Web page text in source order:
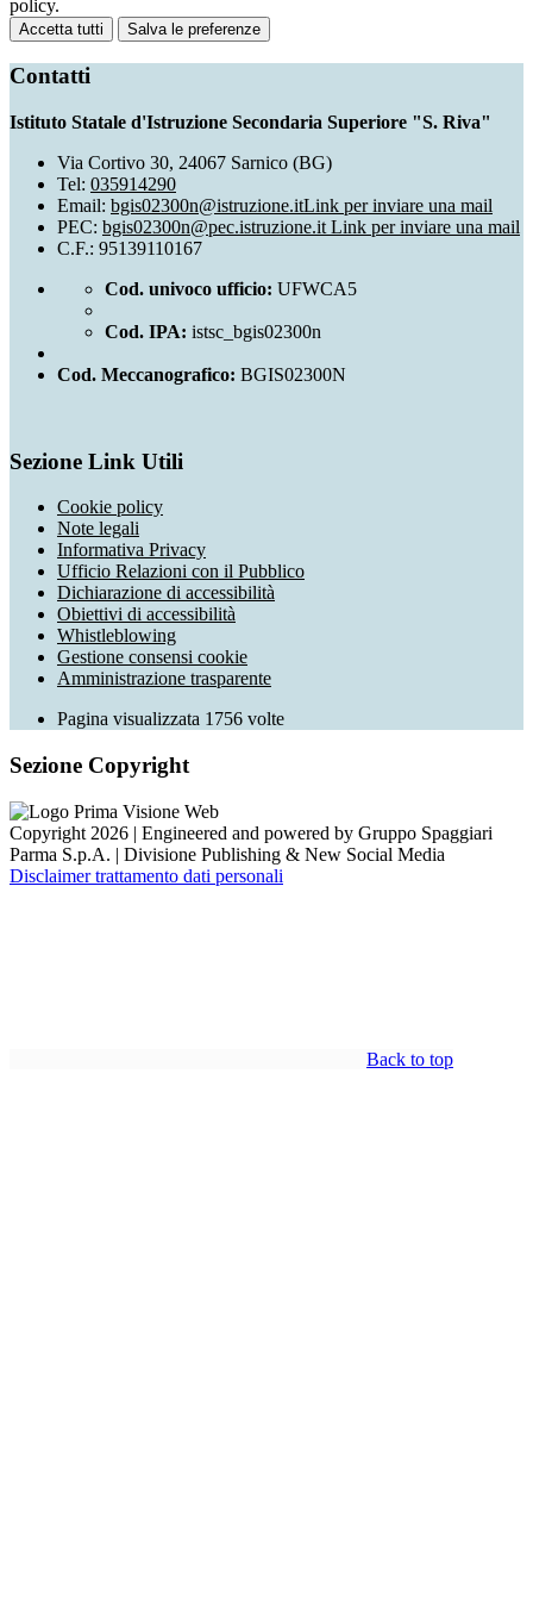
policy.
Accetta tutti Salva le preferenze
Contatti
Istituto Statale d'Istruzione Secondaria Superiore "S. Riva"
Via Cortivo 30, 24067 Sarnico (BG)
Tel: 035914290
Email: bgis02300n@istruzione.itLink per inviare una mail
PEC: bgis02300n@pec.istruzione.it Link per inviare una mail
C.F.: 95139110167
Cod. univoco ufficio: UFWCA5
Cod. IPA: istsc_bgis02300n
Cod. Meccanografico: BGIS02300N
Sezione Link Utili
Cookie policy
Note legali
Informativa Privacy
Ufficio Relazioni con il Pubblico
Dichiarazione di accessibilità
Obiettivi di accessibilità
Whistleblowing
Gestione consensi cookie
Amministrazione trasparente
Pagina visualizzata 1756 volte
Sezione Copyright
Copyright 2026 | Engineered and powered by Gruppo Spaggiari
Parma S.p.A. | Divisione Publishing & New Social Media
Disclaimer trattamento dati personali
Back to top